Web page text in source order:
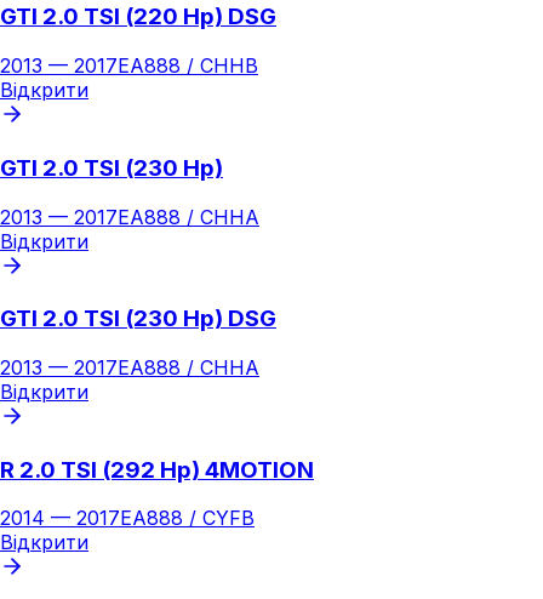
GTI 2.0 TSI (220 Hp) DSG
2013 — 2017EA888 / CHHB
Відкрити
GTI 2.0 TSI (230 Hp)
2013 — 2017EA888 / CHHA
Відкрити
GTI 2.0 TSI (230 Hp) DSG
2013 — 2017EA888 / CHHA
Відкрити
R 2.0 TSI (292 Hp) 4MOTION
2014 — 2017EA888 / CYFB
Відкрити